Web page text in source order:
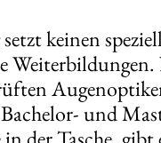
keinen
und